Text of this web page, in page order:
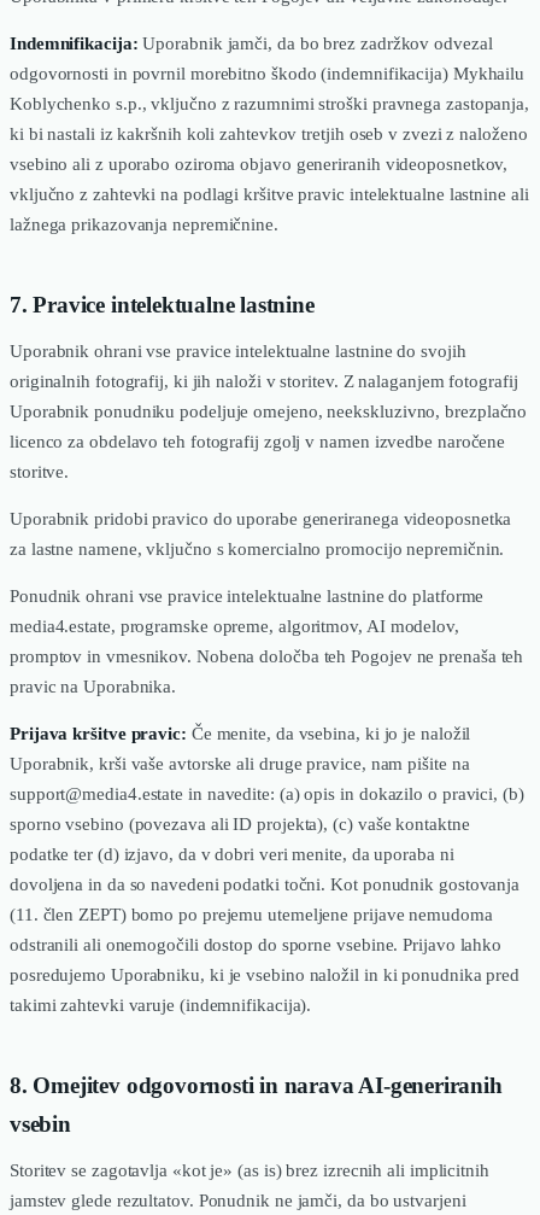
Indemnifikacija: Uporabnik jamči, da bo brez zadržkov odvezal
odgovornosti in povrnil morebitno škodo (indemnifikacija) Mykhailu
Koblychenko s.p., vključno z razumnimi stroški pravnega zastopanja,
ki bi nastali iz kakršnih koli zahtevkov tretjih oseb v zvezi z naloženo
vsebino ali z uporabo oziroma objavo generiranih videoposnetkov,
vključno z zahtevki na podlagi kršitve pravic intelektualne lastnine ali
lažnega prikazovanja nepremičnine.
7. Pravice intelektualne lastnine
Uporabnik ohrani vse pravice intelektualne lastnine do svojih
originalnih fotografij, ki jih naloži v storitev. Z nalaganjem fotografij
Uporabnik ponudniku podeljuje omejeno, neekskluzivno, brezplačno
licenco za obdelavo teh fotografij zgolj v namen izvedbe naročene
storitve.
Uporabnik pridobi pravico do uporabe generiranega videoposnetka
za lastne namene, vključno s komercialno promocijo nepremičnin.
Ponudnik ohrani vse pravice intelektualne lastnine do platforme
media4.estate, programske opreme, algoritmov, AI modelov,
promptov in vmesnikov. Nobena določba teh Pogojev ne prenaša teh
pravic na Uporabnika.
Prijava kršitve pravic: Če menite, da vsebina, ki jo je naložil
Uporabnik, krši vaše avtorske ali druge pravice, nam pišite na
support@media4.estate in navedite: (a) opis in dokazilo o pravici, (b)
sporno vsebino (povezava ali ID projekta), (c) vaše kontaktne
podatke ter (d) izjavo, da v dobri veri menite, da uporaba ni
dovoljena in da so navedeni podatki točni. Kot ponudnik gostovanja
(11. člen ZEPT) bomo po prejemu utemeljene prijave nemudoma
odstranili ali onemogočili dostop do sporne vsebine. Prijavo lahko
posredujemo Uporabniku, ki je vsebino naložil in ki ponudnika pred
takimi zahtevki varuje (indemnifikacija).
8. Omejitev odgovornosti in narava AI-generiranih
vsebin
Storitev se zagotavlja «kot je» (as is) brez izrecnih ali implicitnih
jamstev glede rezultatov. Ponudnik ne jamči, da bo ustvarjeni